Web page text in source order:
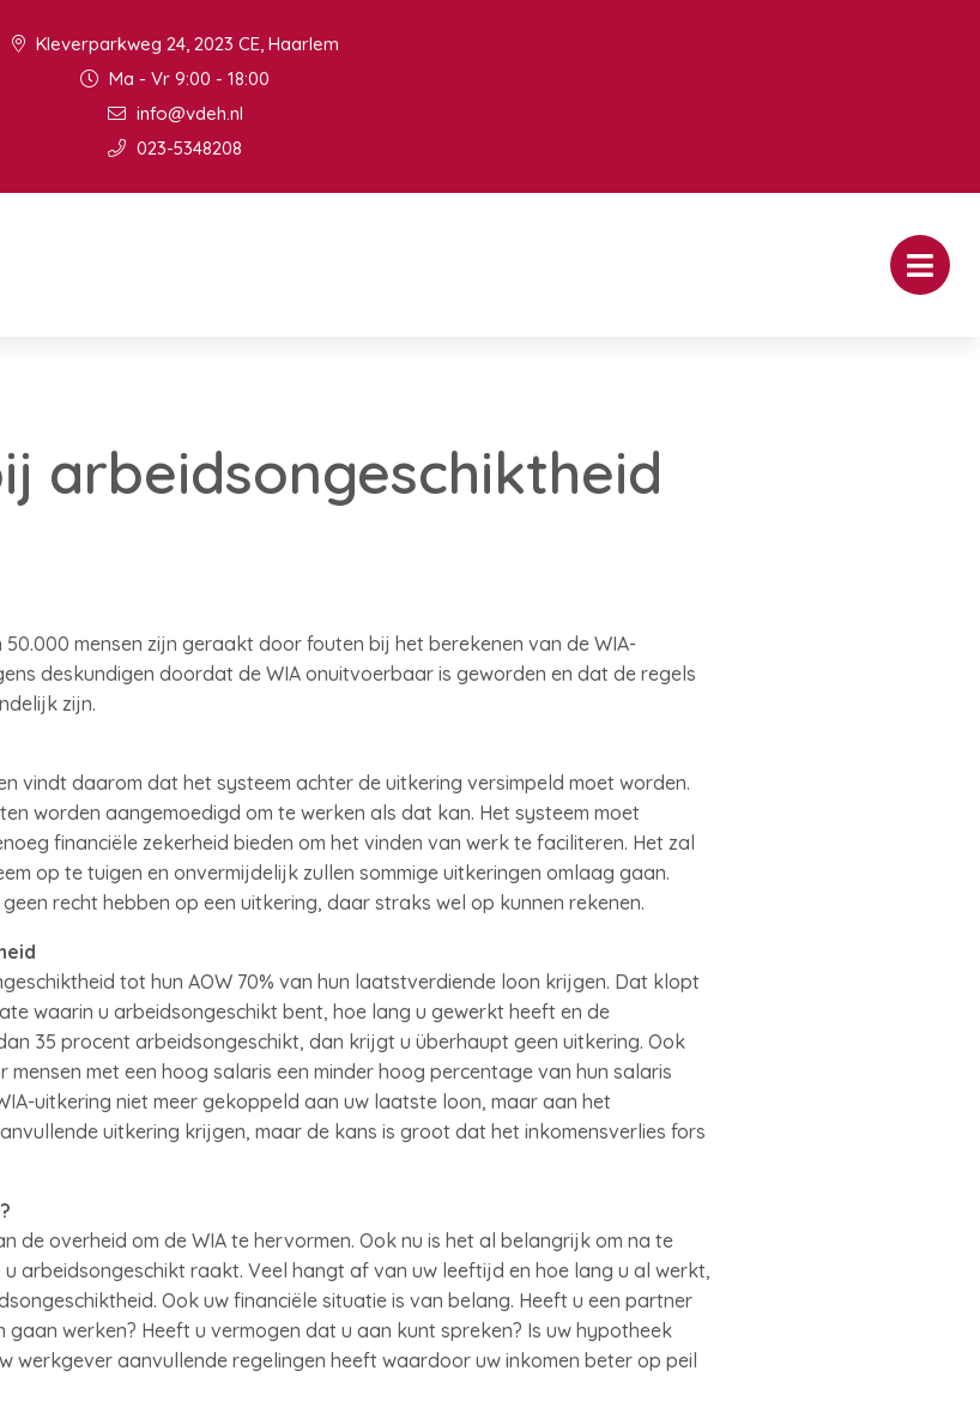
Kleverparkweg 24, 2023 CE, Haarlem
Ma - Vr 9:00 - 18:00
info@vdeh.nl
023-5348208
arbeidsongeschiktheid
mensen zijn geraakt door fouten bij het berekenen van de WIA-
deskundigen doordat de WIA onuitvoerbaar is geworden en dat de regels
zijn.
vindt daarom dat het systeem achter de uitkering versimpeld moet worden.
worden aangemoedigd om te werken als dat kan. Het systeem moet
financiële zekerheid bieden om het vinden van werk te faciliteren. Het zal
op te tuigen en onvermijdelijk zullen sommige uitkeringen omlaag gaan.
recht hebben op een uitkering, daar straks wel op kunnen rekenen.
tot hun AOW 70% van hun laatstverdiende loon krijgen. Dat klopt
waarin u arbeidsongeschikt bent, hoe lang u gewerkt heeft en de
35 procent arbeidsongeschikt, dan krijgt u überhaupt geen uitkering. Ook
met een hoog salaris een minder hoog percentage van hun salaris
uitkering niet meer gekoppeld aan uw laatste loon, maar aan het
uitkering krijgen, maar de kans is groot dat het inkomensverlies fors
de overheid om de WIA te hervormen. Ook nu is het al belangrijk om na te
arbeidsongeschikt raakt. Veel hangt af van uw leeftijd en hoe lang u al werkt,
Ook uw financiële situatie is van belang. Heeft u een partner
gaan werken? Heeft u vermogen dat u aan kunt spreken? Is uw hypotheek
werkgever aanvullende regelingen heeft waardoor uw inkomen beter op peil